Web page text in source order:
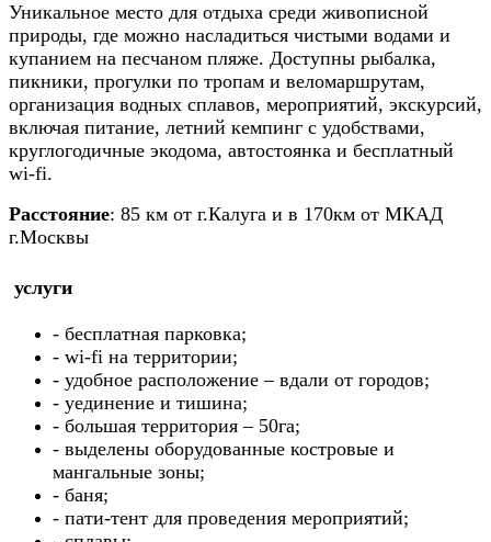
Уникальное место для отдыха среди живописной
природы, где можно насладиться чистыми водами и
купанием на песчаном пляже. Доступны рыбалка,
пикники, прогулки по тропам и веломаршрутам,
организация водных сплавов, мероприятий, экскурсий,
включая питание, летний кемпинг с удобствами,
круглогодичные экодома, автостоянка и бесплатный
wi-fi.
Расстояние: 85 км от г.Калуга и в 170км от МКАД
г.Москвы
услуги
- бесплатная парковка;
- wi-fi на территории;
- удобное расположение – вдали от городов;
- уединение и тишина;
- большая территория – 50га;
- выделены оборудованные костровые и
мангальные зоны;
- баня;
- пати-тент для проведения мероприятий;